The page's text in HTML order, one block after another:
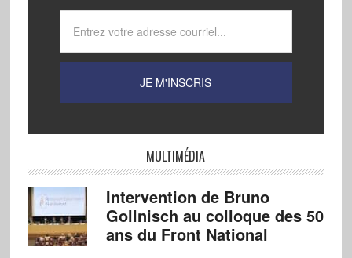
MULTIMÉDIA
Intervention de Bruno
Gollnisch au colloque des 50
ans du Front National